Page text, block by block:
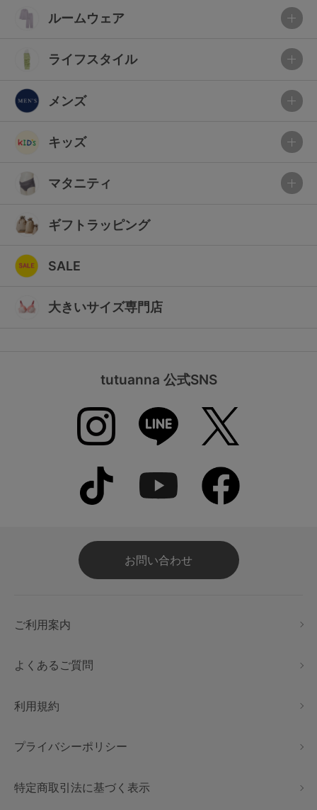
ルームウェア
ライフスタイル
メンズ
キッズ
マタニティ
ギフトラッピング
SALE
大きいサイズ専門店
tutuanna 公式SNS
お問い合わせ
ご利用案内
よくあるご質問
利用規約
プライバシーポリシー
特定商取引法に基づく表示